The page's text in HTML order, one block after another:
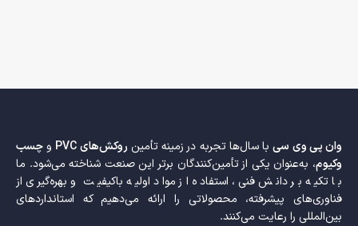
وان پی وی سیبا سال‌ها تجربه در زمینه تأمین روکش‌های PVC وچسب
وکیوم، به‌عنوان یکی از تأمین‌کنندگان برتر این صنعت شناخته می‌شود. ما
با تکیه بر دانش فنی، استفاده از مواد اولیه باکیفیت و بهره‌گیری از
فناوری‌های پیشرفته، محصولاتی را ارائه می‌دهیم که استانداردهای
بین‌المللی را رعایت می‌کنند.